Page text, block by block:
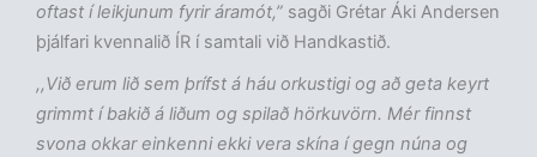
oftast í leikjunum fyrir áramót,” sagði Grétar Áki Andersen
þjálfari kvennalið ÍR í samtali við Handkastið.
,,Við erum lið sem þrífst á háu orkustigi og að geta keyrt
grimmt í bakið á liðum og spilað hörkuvörn. Mér finnst
svona okkar einkenni ekki vera skína í gegn núna og